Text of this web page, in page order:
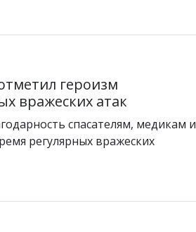
героизм
вражеских атак
спасателям, медикам и
регулярных вражеских